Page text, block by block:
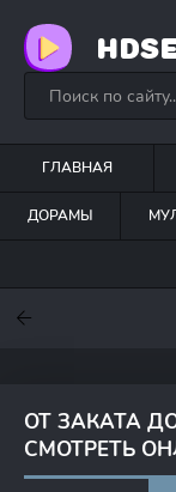
ГЛАВНАЯ
ДОРАМЫ
ОТ ЗАКАТА
СМОТРЕТЬ